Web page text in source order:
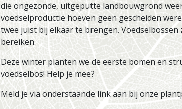
die ongezonde, uitgeputte landbouwgrond
voedselproductie hoeven geen gescheiden
twee juist bij elkaar te brengen.
bereiken.
Deze winter planten we de eerste bomen en
voedselbos! Help je mee?
Meld je via onderstaande link aan bij onze